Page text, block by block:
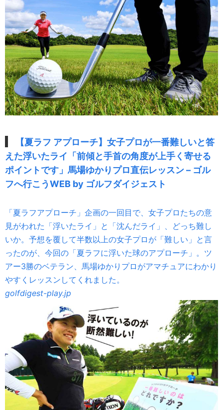
【夏ラフ アプローチ】女子プロが一番難しいと答
えた浮いたライ「前傾と手首の角度が上手く寄せる
ポイントです」馬場ゆかりプロ直伝レッスン – ゴル
フへ行こうWEB by ゴルフダイジェスト
「夏ラフアプローチ」企画の一回目で、女子プロたちの意
見がわれた「浮いたライ」と「沈んだライ」、どっち難し
いか。予想を覆して半数以上の女子プロが「難しい」と言
ったのが、今回の「夏ラフに浮いた球のアプローチ」。ツ
アー3勝のベテラン、馬場ゆかりプロがアマチュアにわかり
やすくレッスンしてくれました。
golfdigest-play.jp